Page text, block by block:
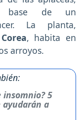
base de un
La planta,
, habita en
arroyos.
insomnio? 5
a